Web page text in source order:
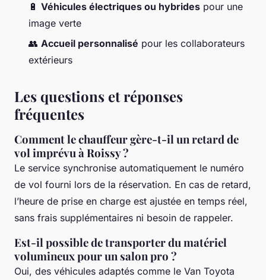
🔋 Véhicules électriques ou hybrides pour une
image verte
👥 Accueil personnalisé pour les collaborateurs
extérieurs
Les questions et réponses
fréquentes
Comment le chauffeur gère-t-il un retard de
vol imprévu à Roissy ?
Le service synchronise automatiquement le numéro
de vol fourni lors de la réservation. En cas de retard,
l’heure de prise en charge est ajustée en temps réel,
sans frais supplémentaires ni besoin de rappeler.
Est-il possible de transporter du matériel
volumineux pour un salon pro ?
Oui, des véhicules adaptés comme le Van Toyota